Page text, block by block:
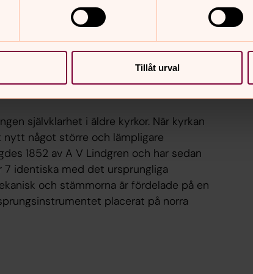
Tillåt urval
utfördes 1706. Det överlämnades på
Efter flera påtryckningar kom det
år 1928 en modell av barken Ragnar
koret.
självklarhet i äldre kyrkor. När kyrkan
nytt något större och lämpligare
1852 av A V Lindgren och har sedan
7 identiska med det ursprungliga
och stämmorna är fördelade på en
placerat på norra